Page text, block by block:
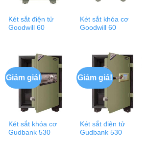
Két sắt điện tử
Goodwill 60
Két sắt khóa cơ
Goodwill 60
Giảm giá!
Két sắt khóa cơ
Gudbank 530
Giảm giá!
Két sắt điện tử
Gudbank 530